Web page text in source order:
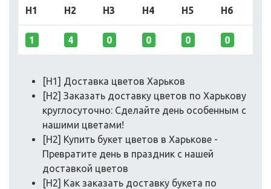
H1 H2 H3 H4 H5 H6
1 4 0 0 0 0
[H1] Доставка цветов Харьков
[H2] Заказать доставку цветов по Харькову
круглосуточно: Сделайте день особенным с
нашими цветами!
[H2] Купить букет цветов в Харькове -
Превратите день в праздник с нашей
доставкой цветов
[H2] Как заказать доставку букета по